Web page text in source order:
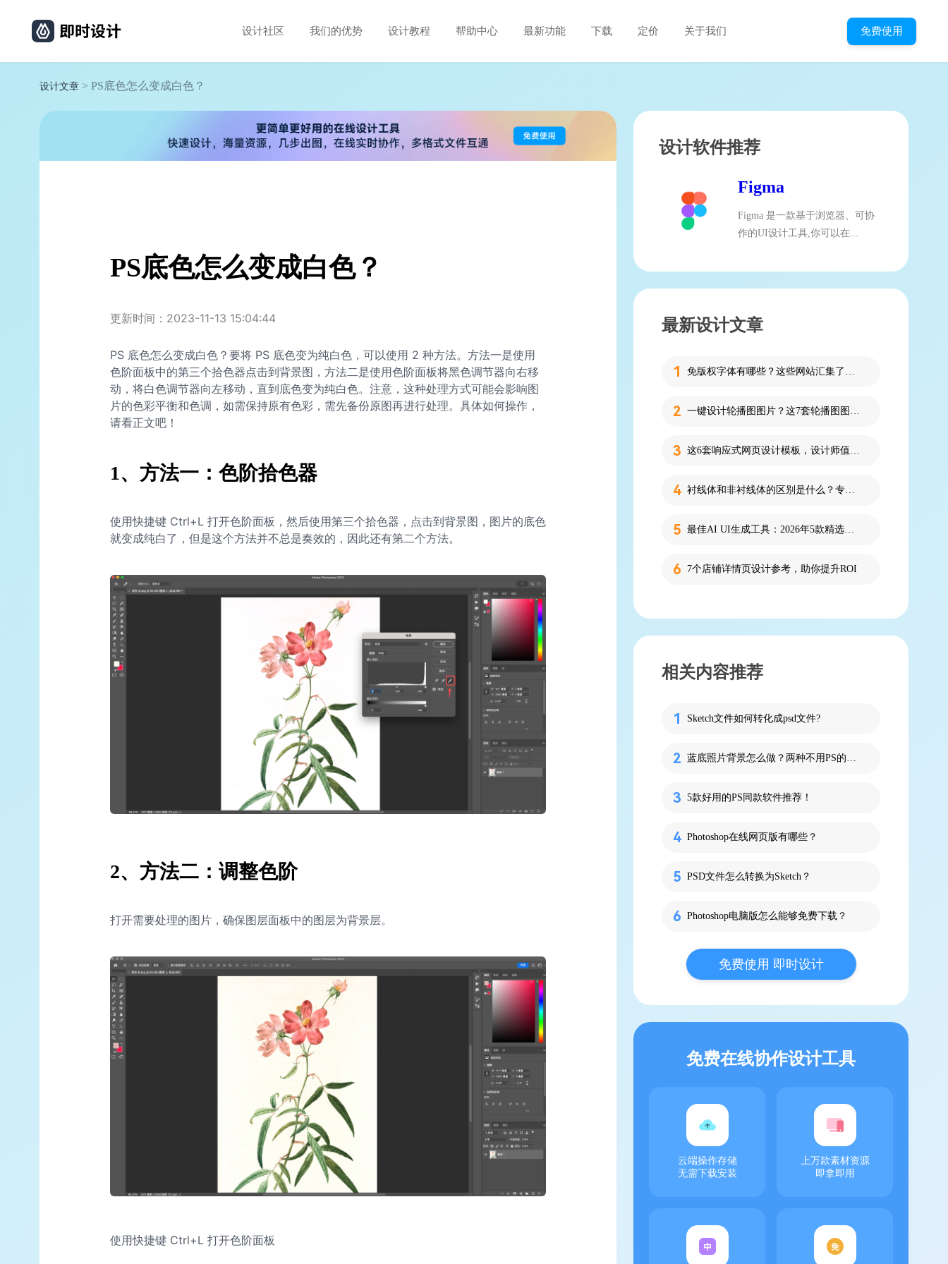
设计社区 我们的优势 设计教程 帮助中心 最新功能 下载 定价 关于我们 免费使用
设计文章 > PS底色怎么变成白色？
PS底色怎么变成白色？
更新时间：2023-11-13 15:04:44
PS 底色怎么变成白色？要将 PS 底色变为纯白色，可以使用 2 种方法。方法一是使用
色阶面板中的第三个拾色器点击到背景图，方法二是使用色阶面板将黑色调节器向右移
动，将白色调节器向左移动，直到底色变为纯白色。注意，这种处理方式可能会影响图
片的色彩平衡和色调，如需保持原有色彩，需先备份原图再进行处理。具体如何操作，
请看正文吧！
1、方法一：色阶拾色器
使用快捷键 Ctrl+L 打开色阶面板，然后使用第三个拾色器，点击到背景图，图片的底色
就变成纯白了，但是这个方法并不总是奏效的，因此还有第二个方法。
2、方法二：调整色阶
打开需要处理的图片，确保图层面板中的图层为背景层。
使用快捷键 Ctrl+L 打开色阶面板
设计软件推荐
Figma
Figma 是一款基于浏览器、可协
作的UI设计工具,你可以在...
最新设计文章
免版权字体有哪些？这些网站汇集了近百款免版权字体！
一键设计轮播图图片？这7套轮播图图片资源快收藏！
这6套响应式网页设计模板，设计师值得收藏！
衬线体和非衬线体的区别是什么？专为设计新人解答！
最佳AI UI生成工具：2026年5款精选，新手零代码快速制作界面
7个店铺详情页设计参考，助你提升ROI
相关内容推荐
Sketch文件如何转化成psd文件?
蓝底照片背景怎么做？两种不用PS的快速方法！
5款好用的PS同款软件推荐！
Photoshop在线网页版有哪些？
PSD文件怎么转换为Sketch？
Photoshop电脑版怎么能够免费下载？
免费使用 即时设计
免费在线协作设计工具
云端操作存储
无需下载安装
上万款素材资源
即拿即用